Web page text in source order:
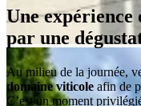
Une expérience
par une
Au milieu de la journée,
domaine viticole afin de
C’est un moment